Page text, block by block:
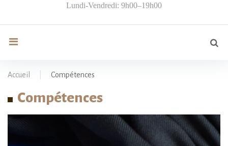
Lundi-Vendredi: 9h00–19h00
Accueil Compétences
Compétences